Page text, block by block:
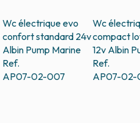
Wc électrique evo
confort standard 24v
Albin Pump Marine
Ref.
AP07-02-007
Wc
compact
12v Albin
Ref.
AP07-